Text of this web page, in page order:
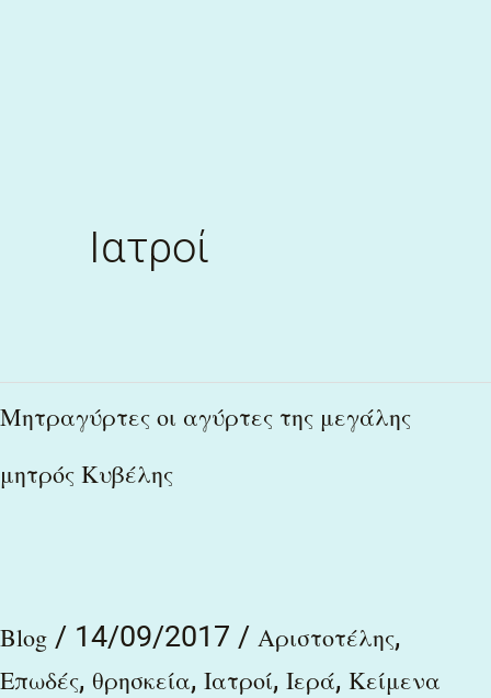
Ιατροί
Μητραγύρτες οι αγύρτες της μεγάλης
μητρός Κυβέλης
Blog / 14/09/2017 / Αριστοτέλης,
Επωδές, θρησκεία, Ιατροί, Ιερά, Κείμενα
Μητραγύρτες
αγύρτες
μητρός
Κυβέλης